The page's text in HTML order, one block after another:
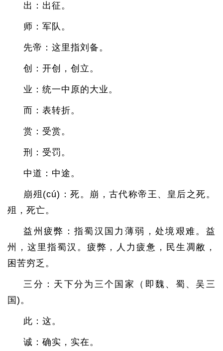
出：出征。
师：军队。
先帝：这里指刘备。
创：开创，创立。
业：统一中原的大业。
而：表转折。
赏：受赏。
刑：受罚。
中道：中途。
崩殂(cú)：死。崩，古代称帝王、皇后之死。
殂，死亡。
益州疲弊：指蜀汉国力薄弱，处境艰难。益
州，这里指蜀汉。疲弊，人力疲惫，民生凋敝，
困苦穷乏。
三分：天下分为三个国家（即魏、蜀、吴三
国)。
此：这。
诚：确实，实在。